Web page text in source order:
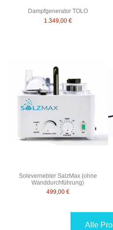
Dampfgenerator TOLO
1.349,00 €
Solevernebler SalzMax (ohne
Wanddurchführung)
499,00 €
Alle